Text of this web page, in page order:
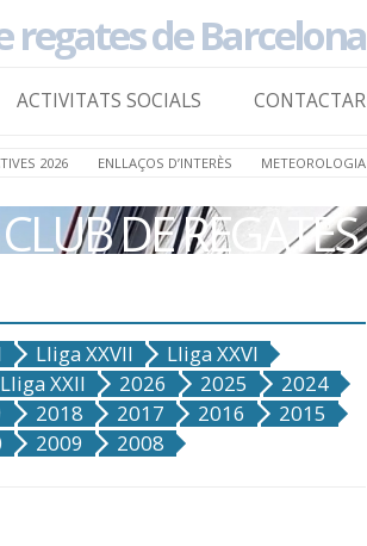
regates de Barcelona
ACTIVITATS SOCIALS CONTACTAR
2026 ENLLAÇOS D’INTERÈS METEOROLOGIA
DE REGATES
Lliga XXVII
Lliga XXVI
Lliga XXII 2026 2025
2024
2018 2017 2016
2015
2009 2008